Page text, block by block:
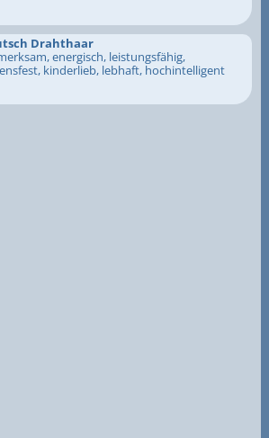
Drahthaar
energisch, leistungsfähig,
kinderlieb, lebhaft, hochintelligent